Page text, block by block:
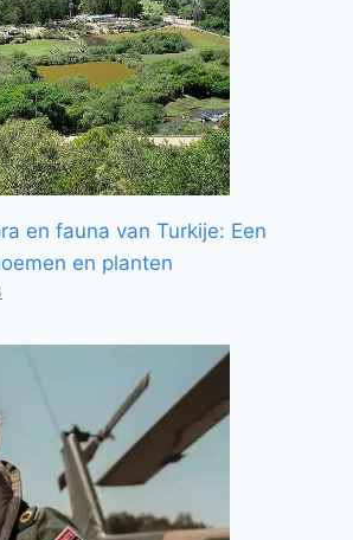
en fauna van Turkije: Een
en planten